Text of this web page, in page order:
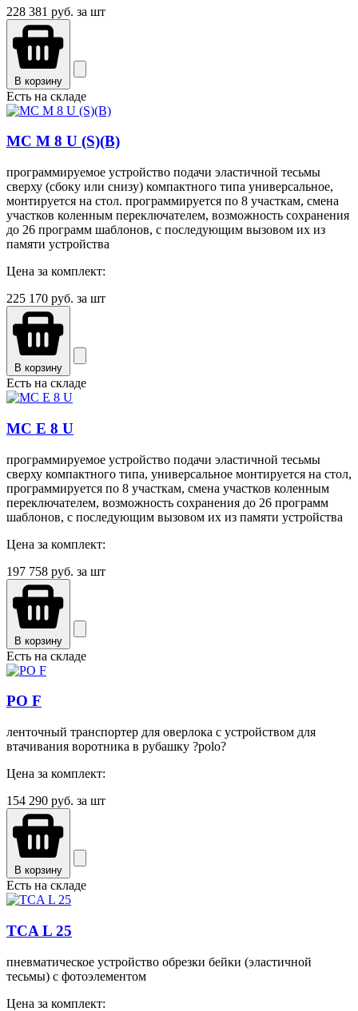
228 381 руб. за шт
В корзину
Есть на складе
MC М 8 U (S)(B)
программируемое устройство подачи эластичной тесьмы
сверху (сбоку или снизу) компактного типа универсальное,
монтируется на стол. программируется по 8 участкам, смена
участков коленным переключателем, возможность сохранения
до 26 программ шаблонов, с последующим вызовом их из
памяти устройства
Цена за комплект:
225 170 руб. за шт
В корзину
Есть на складе
MC E 8 U
программируемое устройство подачи эластичной тесьмы
сверху компактного типа, универсальное монтируется на стол,
программируется по 8 участкам, смена участков коленным
переключателем, возможность сохранения до 26 программ
шаблонов, с последующим вызовом их из памяти устройства
Цена за комплект:
197 758 руб. за шт
В корзину
Есть на складе
PO F
ленточный транспортер для оверлока с устройством для
втачивания воротника в рубашку ?polo?
Цена за комплект:
154 290 руб. за шт
В корзину
Есть на складе
TCA L 25
пневматическое устройство обрезки бейки (эластичной
тесьмы) с фотоэлементом
Цена за комплект: